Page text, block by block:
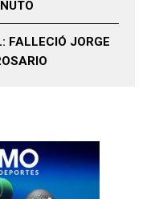
FALLECIÓ JORGE